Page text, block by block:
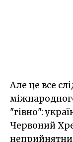
Але це все
"гівно":
Червоний